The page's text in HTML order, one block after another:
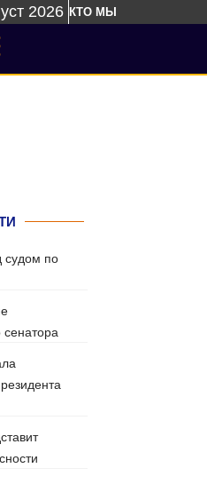
2026 КТО МЫ
судом по
сенатора